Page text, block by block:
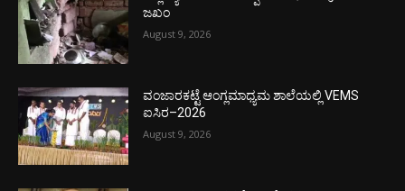
ಜಖಂ
August 9, 2026
ವಂಜಾರಕಟ್ಟೆ ಆಂಗ್ಲಮಾಧ್ಯಮ ಶಾಲೆಯಲ್ಲಿ VEMS
ಐಸಿರ–2026
August 9, 2026